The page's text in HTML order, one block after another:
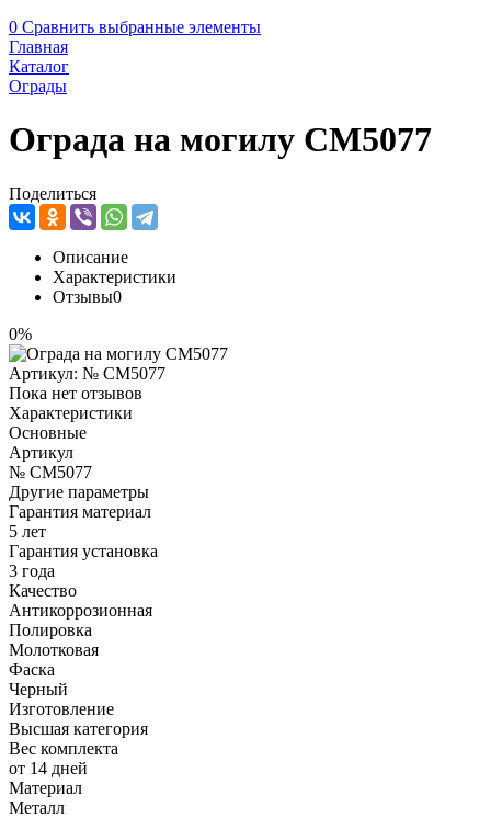
0 Сравнить выбранные элементы
Главная
Каталог
Ограды
Ограда на могилу CM5077
Поделиться
Описание
Характеристики
Отзывы0
0%
Артикул: № CM5077
Пока нет отзывов
Характеристики
Основные
Артикул
№ CM5077
Другие параметры
Гарантия материал
5 лет
Гарантия установка
3 года
Качество
Антикоррозионная
Полировка
Молотковая
Фаска
Черный
Изготовление
Высшая категория
Вес комплекта
от 14 дней
Материал
Металл